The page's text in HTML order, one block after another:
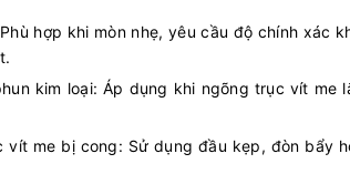
hợp khi mòn nhẹ, yêu cầu độ chính xác
kim loại: Áp dụng khi ngõng trục vít me
vít me bị cong: Sử dụng đầu kẹp, đòn bẩy